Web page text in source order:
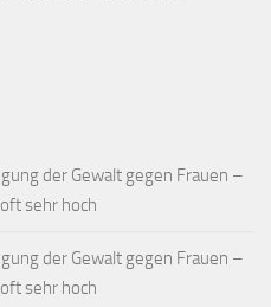
der Gewalt gegen Frauen –
sehr hoch
der Gewalt gegen Frauen –
sehr hoch